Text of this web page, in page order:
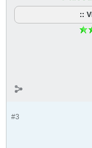
#3